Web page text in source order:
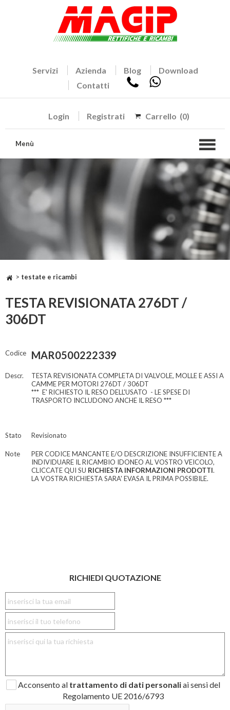
Servizi Azienda Blog
Download
Contatti
Login Registrati Carrello (0)
Menù
> testate e ricambi
TESTA REVISIONATA 276DT /
306DT
Codice MAR0500222339
Descr.
TESTA REVISIONATA COMPLETA DI VALVOLE, MOLLE E ASSI A
CAMME PER MOTORI 276DT / 306DT
*** E' RICHIESTO IL RESO DELL'USATO - LE SPESE DI
TRASPORTO INCLUDONO ANCHE IL RESO ***
Stato Revisionato
Note
PER CODICE MANCANTE E/O DESCRIZIONE INSUFFICIENTE A
INDIVIDUARE IL RICAMBIO IDONEO AL VOSTRO VEICOLO,
CLICCATE QUI SU RICHIESTA INFORMAZIONI PRODOTTI.
LA VOSTRA RICHIESTA SARA' EVASA IL PRIMA POSSIBILE.
RICHIEDI QUOTAZIONE
Acconsento al trattamento di dati personaliai sensi del
Regolamento UE 2016/6793